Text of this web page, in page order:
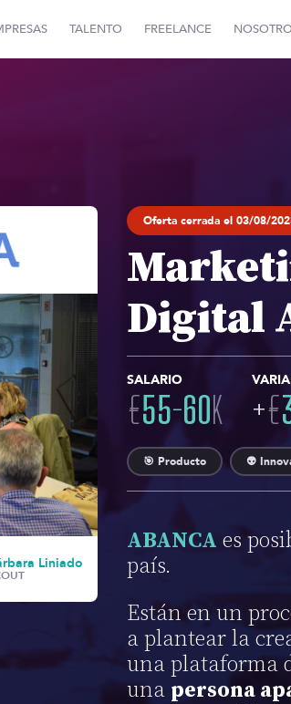
TALENTO FREELANCE
Liniado
Oferta cerrada el 03/08/
Digital
SALARIO
€55-60K +€
🎯 Producto 👽
ABANCA es
país.
Están en un
a plantear la
una plataforma
una persona